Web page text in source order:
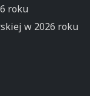
roku
w 2026 roku